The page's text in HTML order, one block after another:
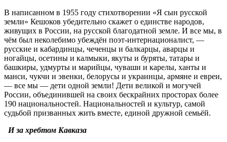
В написанном в 1955 году стихотворении «Я сын русской
земли» Кешоков убедительно скажет о единстве народов,
живущих в России, на русской благодатной земле. И все мы, в
чём был неколебимо убеждён поэт-интернационалист, —
русские и кабардинцы, чеченцы и балкарцы, аварцы и
ногайцы, осетины и калмыки, якуты и буряты, татары и
башкиры, удмурты и марийцы, чуваши и карелы, ханты и
манси, чукчи и эвенки, белорусы и украинцы, армяне и евреи,
— все мы — дети одной земли! Дети великой и могучей
России, объединившей на своих бескрайних просторах более
190 национальностей. Национальностей и культур, самой
судьбой призванных жить вместе, единой дружной семьёй.
И за хребтом Кавказа